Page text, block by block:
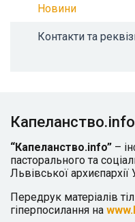
Новини
Контакти та
Капеланство.info
“Капеланство.info” –
пасторального та
Львівської
Передрук матеріалів
гіперпосилання на